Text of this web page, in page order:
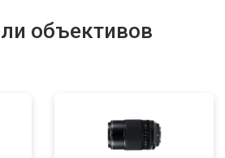
объективов